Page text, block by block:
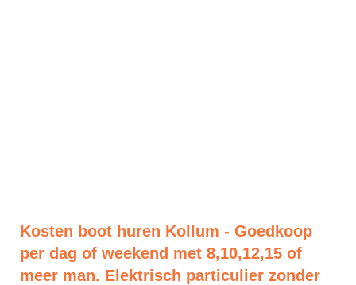
Kosten boot huren Kollum - Goedkoop
per dag of weekend met 8,10,12,15 of
meer man. Elektrisch particulier zonder